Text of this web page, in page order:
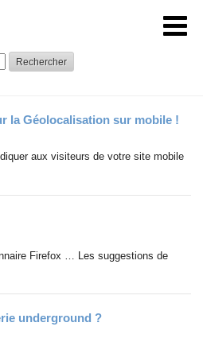
Rechercher
la Géolocalisation sur mobile !
aux visiteurs de votre site mobile
Firefox … Les suggestions de
underground ?